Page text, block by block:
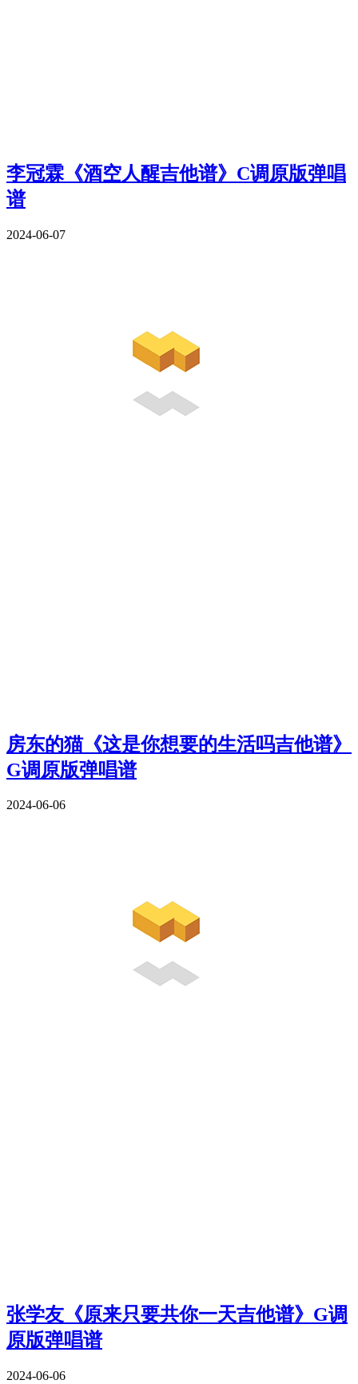
李冠霖《酒空人醒吉他谱》C调原版弹唱
谱
2024-06-07
房东的猫《这是你想要的生活吗吉他谱》
G调原版弹唱谱
2024-06-06
张学友《原来只要共你一天吉他谱》G调
原版弹唱谱
2024-06-06